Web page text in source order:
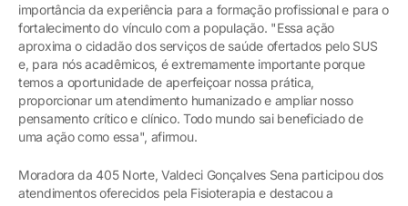
importância da experiência para a formação profissional e para o
fortalecimento do vínculo com a população. "Essa ação
aproxima o cidadão dos serviços de saúde ofertados pelo SUS
e, para nós acadêmicos, é extremamente importante porque
temos a oportunidade de aperfeiçoar nossa prática,
proporcionar um atendimento humanizado e ampliar nosso
pensamento crítico e clínico. Todo mundo sai beneficiado de
uma ação como essa", afirmou.
Moradora da 405 Norte, Valdeci Gonçalves Sena participou dos
atendimentos oferecidos pela Fisioterapia e destacou a